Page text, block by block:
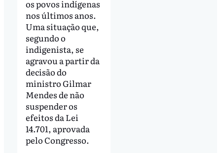
os povos indígenas
nos últimos anos.
Uma situação que,
segundo o
indigenista, se
agravou a partir da
decisão do
ministro Gilmar
Mendes de não
suspender os
efeitos da Lei
14.701, aprovada
pelo Congresso.